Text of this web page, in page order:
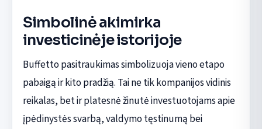
Simbolinė akimirka
investicinėje istorijoje
Buffetto pasitraukimas simbolizuoja vieno etapo
pabaigą ir kito pradžią. Tai ne tik kompanijos vidinis
reikalas, bet ir platesnė žinutė investuotojams apie
įpėdinystės svarbą, valdymo tęstinumą bei